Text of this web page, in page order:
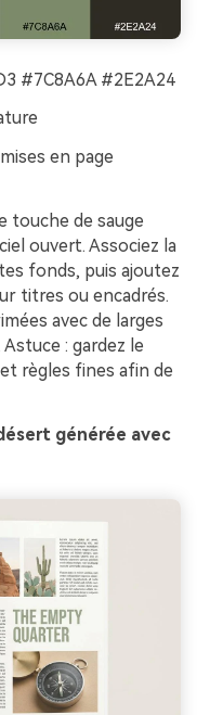
#7C8A6A #2E2A24
en page
touche de sauge
ouvert. Associez la
fonds, puis ajoutez
titres ou encadrés.
avec de larges
: gardez le
règles fines afin de
générée avec